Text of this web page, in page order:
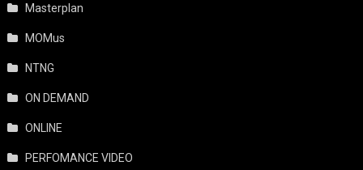
Masterplan
MOMus
NTNG
ON DEMAND
ONLINE
PERFOMANCE VIDEO